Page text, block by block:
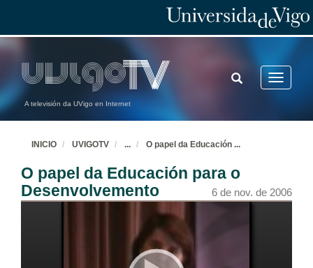
A televisión da UVigo en Internet
Toggle
TOGGLE
SEARCH
INICIO UVIGOTV ... O papel da Educación ...
O papel da Educación para o
Desenvolvemento
6 de nov. de 2006